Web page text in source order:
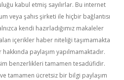
kabul etmiş sayılırlar. Bu internet
veya şahıs şirketi ile hiçbir bağlantısı
kendi hazırladığımız makaleler
içerikler haber niteliği taşımamakta
paylaşım yapılmamaktadır.
benzerlikleri tamamen tesadüfidir.
tamamen ücretsiz bir bilgi paylaşım